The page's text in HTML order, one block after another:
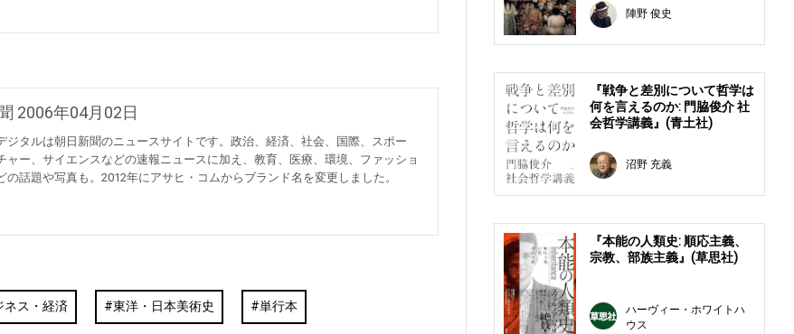
2006年04月02日
ジタルは朝日新聞のニュースサイトです。政治、経済、社会、国際、スポー
ャー、サイエンスなどの速報ニュースに加え、教育、医療、環境、ファッショ
の話題や写真も。2012年にアサヒ・コムからブランド名を変更しました。
ネス・経済 東洋・日本美術史 単行本
陣野 俊史
『戦争と差別について哲学は
何を言えるのか: 門脇俊介 社
会哲学講義』(青土社)
沼野 充義
『本能の人類史: 順応主義、
宗教、部族主義』(草思社)
ハーヴィー・ホワイトハ
ウス